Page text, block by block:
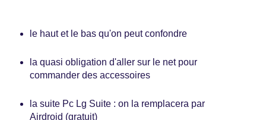
le haut et le bas qu'on peut confondre
la quasi obligation d'aller sur le net pour
commander des accessoires
la suite Pc Lg Suite : on la remplacera par
Airdroid (gratuit)